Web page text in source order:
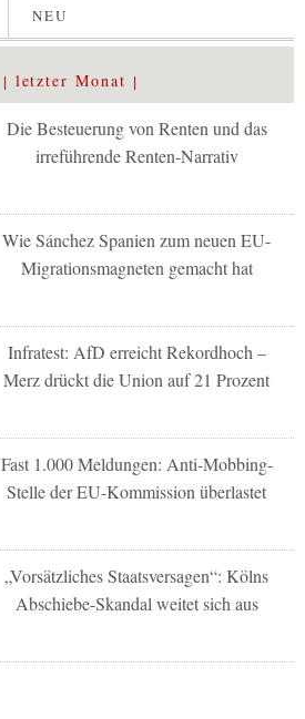
NEU
letzter Monat
Die Besteuerung von Renten und das
irreführende Renten-Narrativ
Wie Sánchez Spanien zum neuen EU-
Migrationsmagneten gemacht hat
Infratest: AfD erreicht Rekordhoch –
Merz drückt die Union auf 21 Prozent
Fast 1.000 Meldungen: Anti-Mobbing-
Stelle der EU-Kommission überlastet
„Vorsätzliches Staatsversagen“: Kölns
Abschiebe-Skandal weitet sich aus